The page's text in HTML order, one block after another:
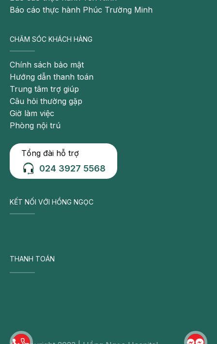
Báo cáo thực hành Phúc Trường Minh
CHĂM SÓC KHÁCH HÀNG
Chính sách bảo mật
Hướng dẫn thanh toán
Trung tâm trợ giúp
Câu hỏi thường gặp
Giờ làm việc
Phòng nội trú
Tổng đài hỗ trợ
024 3927 5568
KẾT NỐI VỚI HỒNG NGỌC
THANH TOÁN